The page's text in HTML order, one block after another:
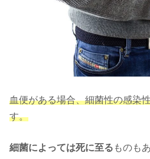
血便がある場合、細菌性の感染
す。
細菌によっては死に至る ものも